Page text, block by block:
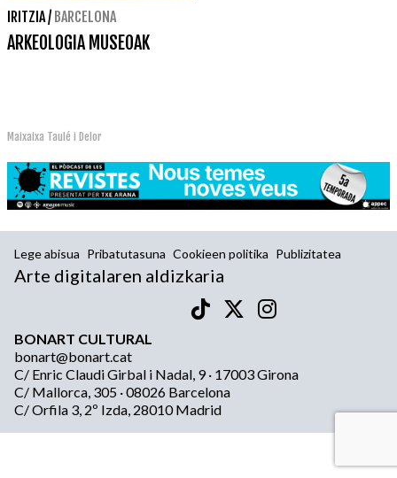
IRITZIA/ BARCELONA
ARKEOLOGIA MUSEOAK
Maixaixa Taulé i Delor
Lege abisua Pribatutasuna Cookieen politika Publizitatea
Arte digitalaren aldizkaria
BONART CULTURAL
bonart@bonart.cat
C/ Enric Claudi Girbal i Nadal, 9 · 17003 Girona
C/ Mallorca, 305 · 08026 Barcelona
C/ Orfila 3, 2º Izda, 28010 Madrid